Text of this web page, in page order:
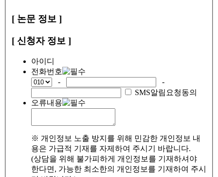
[ 논문 정보 ]
[ 신청자 정보 ]
아이디
전화번호
-
-
SMS알림요청동의
오류내용
※ 개인정보 노출 방지를 위해 민감한 개인정보 내
용은 가급적 기재를 자제하여 주시기 바랍니다.
(상담을 위해 불가피하게 개인정보를 기재하셔야
한다면, 가능한 최소한의 개인정보를 기재하여 주시